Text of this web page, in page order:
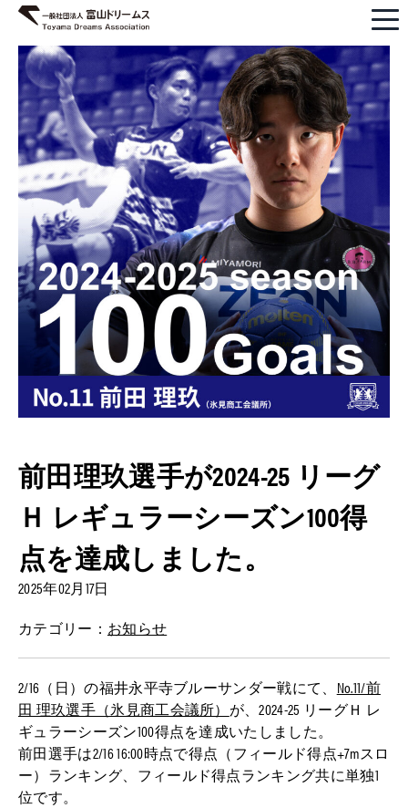
前⽥理玖選手が2024-25 リーグ
Ｈ レギュラーシーズン100得
点を達成しました。
2025年02月17日
カテゴリー： お知らせ
2/16（日）の福井永平寺ブルーサンダー戦にて、 No.11/前
⽥ 理玖選手（氷⾒商⼯会議所） が、2024-25 リーグＨ レ
ギュラーシーズン100得点を達成いたしました。
前田選手は2/16 16:00時点で得点（フィールド得点+7mスロ
ー）ランキング、フィールド得点ランキング共に単独1
位です。